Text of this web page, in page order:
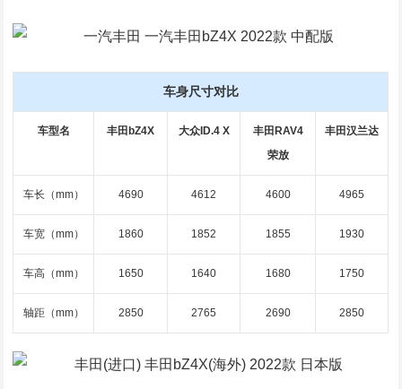
车身尺寸对比
车型名 丰田bZ4X 大众ID.4 X
丰田RAV4
荣放
丰田汉兰达
车长（mm） 4690 4612 4600 4965
车宽（mm） 1860 1852 1855 1930
车高（mm） 1650 1640 1680 1750
轴距（mm） 2850 2765 2690 2850